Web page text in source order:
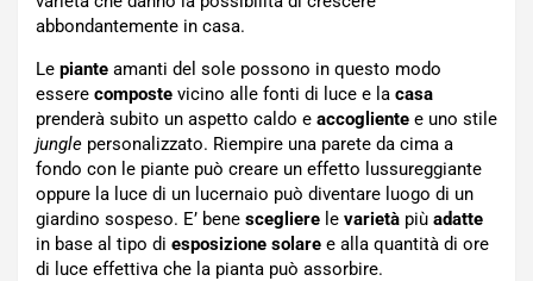
abbondantemente in casa.
Le piante amanti del sole possono in questo modo
essere composte vicino alle fonti di luce e la casa
prenderà subito un aspetto caldo e accogliente e uno stile
jungle personalizzato. Riempire una parete da cima a
fondo con le piante può creare un effetto lussureggiante
oppure la luce di un lucernaio può diventare luogo di un
giardino sospeso. E’ bene scegliere le varietà più adatte
in base al tipo di esposizione solare e alla quantità di ore
di luce effettiva che la pianta può assorbire.